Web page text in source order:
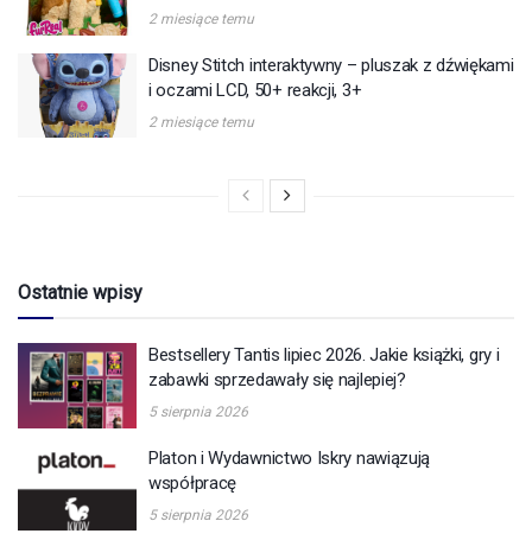
2 miesiące temu
Disney Stitch interaktywny – pluszak z dźwiękami
i oczami LCD, 50+ reakcji, 3+
2 miesiące temu
Ostatnie wpisy
Bestsellery Tantis lipiec 2026. Jakie książki, gry i
zabawki sprzedawały się najlepiej?
5 sierpnia 2026
Platon i Wydawnictwo Iskry nawiązują
współpracę
5 sierpnia 2026